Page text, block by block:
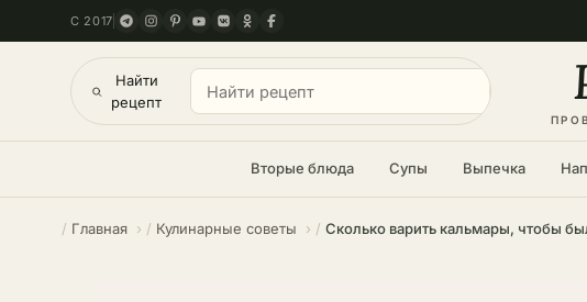
С 2017
Найти
рецепт
Вторые блюда Супы Выпечка
Главная Кулинарные советы Сколько варить кальмары, чтобы